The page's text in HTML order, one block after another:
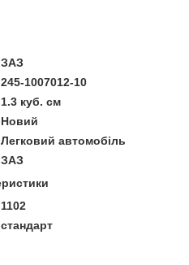
ЗАЗ
245-1007012-10
1.3 куб. см
Новий
Легковий автомобіль
ЗАЗ
1102
стандарт